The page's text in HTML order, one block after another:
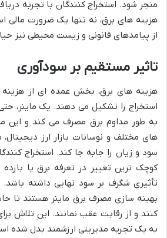
منجر شود. استخراج کنندگان با تجربه
هزینه های برق، نه تنها یک ضرورت مالی
از پیامدهای قانونی و زیست محیطی نیز
تاثیر مستقیم بر سودآوری
هزینه های برق، بخش عمده ای از هزینه
استخراج را تشکیل می دهند. یک ماینر،
به طور مداوم برق مصرف می کند و این
های مختلف و نوسانات بازار ارز
سود و زیان را جابه جا کند. استخراج
کوچک ترین تغییر در تعرفه برق یا بازده
تأثیری شگرف بر سود نهایی داشته باشد.
بهینه سازی مصرف برق ماینر هستند تا
کنند و از رقابت عقب نمانند. این تلاش
به یک تجربه مدیریتی ارزشمند بدل شده